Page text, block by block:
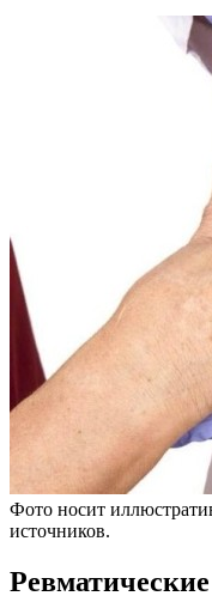
Фото носит
источников.